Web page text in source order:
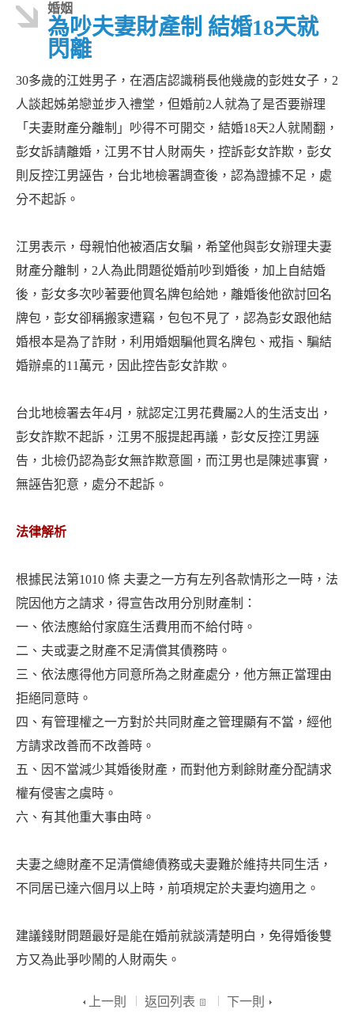
婚姻
為吵夫妻財產制 結婚18天就
閃離
30多歲的江姓男子，在酒店認識稍長他幾歲的彭姓女子，2
人談起姊弟戀並步入禮堂，但婚前2人就為了是否要辦理
「夫妻財產分離制」吵得不可開交，結婚18天2人就鬧翻，
彭女訴請離婚，江男不甘人財兩失，控訴彭女詐欺，彭女
則反控江男誣告，台北地檢署調查後，認為證據不足，處
分不起訴。
江男表示，母親怕他被酒店女騙，希望他與彭女辦理夫妻
財產分離制，2人為此問題從婚前吵到婚後，加上自結婚
後，彭女多次吵著要他買名牌包給她，離婚後他欲討回名
牌包，彭女卻稱搬家遭竊，包包不見了，認為彭女跟他結
婚根本是為了詐財，利用婚姻騙他買名牌包、戒指、騙結
婚辦桌的11萬元，因此控告彭女詐欺。
台北地檢署去年4月，就認定江男花費屬2人的生活支出，
彭女詐欺不起訴，江男不服提起再議，彭女反控江男誣
告，北檢仍認為彭女無詐欺意圖，而江男也是陳述事實，
無誣告犯意，處分不起訴。
法律解析
根據民法第1010 條 夫妻之一方有左列各款情形之一時，法
院因他方之請求，得宣告改用分別財產制：
一、依法應給付家庭生活費用而不給付時。
二、夫或妻之財產不足清償其債務時。
三、依法應得他方同意所為之財產處分，他方無正當理由
拒絕同意時。
四、有管理權之一方對於共同財產之管理顯有不當，經他
方請求改善而不改善時。
五、因不當減少其婚後財產，而對他方剩餘財產分配請求
權有侵害之虞時。
六、有其他重大事由時。
夫妻之總財產不足清償總債務或夫妻難於維持共同生活，
不同居已達六個月以上時，前項規定於夫妻均適用之。
建議錢財問題最好是能在婚前就談清楚明白，免得婚後雙
方又為此爭吵鬧的人財兩失。
上一則 返回列表 下一則